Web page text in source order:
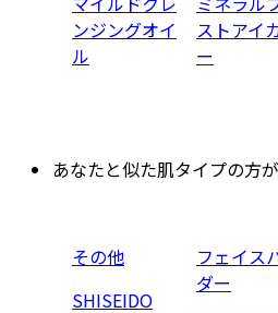
ンジングオイ
ル
ストアイ
ー
あなたと似た肌タイプの方
その他
SHISEIDO
フェイス
ダー